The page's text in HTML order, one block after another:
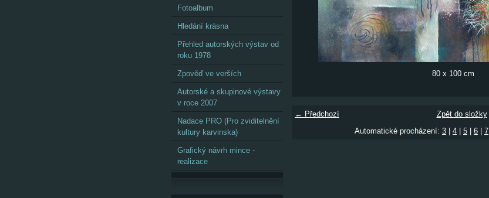
80 x 100 cm
← Předchozí
Zpět do složky
Automatické procházení: 3 4 5 6 7
Fotoalbum
Hledání krásna
Přehled autorských výstav od
roku 1978
Zpověď ve verších
Autorské a skupinové výstavy
v roce 2007
Nadace PRO (Pro zviditelnění
kultury karvinska)
Grafický návrh mince -
realizace